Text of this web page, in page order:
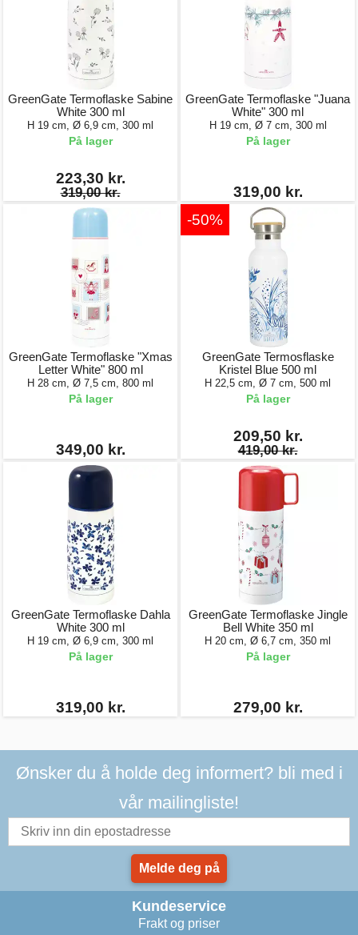
GreenGate Termoflaske Sabine
White 300 ml
H 19 cm, Ø 6,9 cm, 300 ml
På lager
223,30 kr.
319,00 kr.
GreenGate Termoflaske "Juana
White" 300 ml
H 19 cm, Ø 7 cm, 300 ml
På lager
319,00 kr.
GreenGate Termoflaske "Xmas
Letter White" 800 ml
H 28 cm, Ø 7,5 cm, 800 ml
På lager
349,00 kr.
-50%
GreenGate Termosflaske
Kristel Blue 500 ml
H 22,5 cm, Ø 7 cm, 500 ml
På lager
209,50 kr.
419,00 kr.
GreenGate Termoflaske Dahla
White 300 ml
H 19 cm, Ø 6,9 cm, 300 ml
På lager
319,00 kr.
GreenGate Termoflaske Jingle
Bell White 350 ml
H 20 cm, Ø 6,7 cm, 350 ml
På lager
279,00 kr.
Ønsker du å holde deg informert? bli med i
vår mailingliste!
Melde deg på
Kundeservice
Frakt og priser